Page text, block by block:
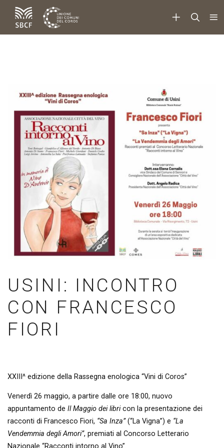
USINI: INCONTRO
CON FRANCESCO
FIORI
XXIII^ edizione della Rassegna enologica “Vini di Coros”
Venerdì 26 maggio, a partire dalle ore 18:00, nuovo
appuntamento de Il Maggio dei libricon la presentazione dei
racconti di Francesco Fiori, “Sa Inza”(“La Vigna”) e “La
Vendemmia degli Amori”, premiati al Concorso Letterario
Nazionale “Racconti intorno al Vino”.